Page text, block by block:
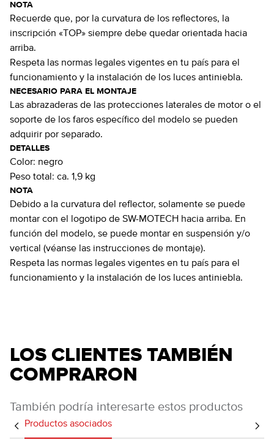
NOTA
Recuerde que, por la curvatura de los reflectores, la
inscripción «TOP» siempre debe quedar orientada hacia
arriba.
Respeta las normas legales vigentes en tu país para el
funcionamiento y la instalación de los luces antiniebla.
NECESARIO PARA EL MONTAJE
Las abrazaderas de las protecciones laterales de motor o el
soporte de los faros específico del modelo se pueden
adquirir por separado.
DETALLES
Color: negro
Peso total: ca. 1,9 kg
NOTA
Debido a la curvatura del reflector, solamente se puede
montar con el logotipo de SW-MOTECH hacia arriba. En
función del modelo, se puede montar en suspensión y/o
vertical (véanse las instrucciones de montaje).
Respeta las normas legales vigentes en tu país para el
funcionamiento y la instalación de los luces antiniebla.
LOS CLIENTES TAMBIÉN
COMPRARON
También podría interesarte estos productos
Productos asociados